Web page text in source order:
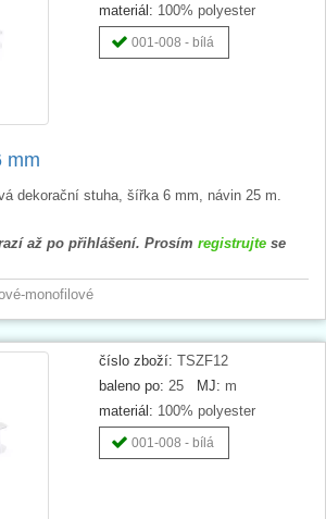
materiál: 100% polyester
001-008 - bílá
mm
dekorační stuha, šířka 6 mm, návin 25 m.
až po přihlášení. Prosím registrujte se
monofilové
číslo zboží: TSZF12
baleno po: 25 MJ: m
materiál: 100% polyester
001-008 - bílá